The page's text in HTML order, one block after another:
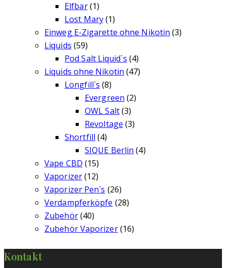
Elfbar(1)
Lost Mary(1)
Einweg E-Zigarette ohne Nikotin (3)
Liquids (59)
Pod Salt Liquid`s (4)
Liquids ohne Nikotin (47)
Longfill`s (8)
Evergreen (2)
OWL Salt(3)
Revoltage (3)
Shortfill (4)
SIQUE Berlin (4)
Vape CBD (15)
Vaporizer(12)
Vaporizer Pen`s (26)
Verdampferköpfe (28)
Zubehör(40)
Zubehör Vaporizer(16)
Kontakt